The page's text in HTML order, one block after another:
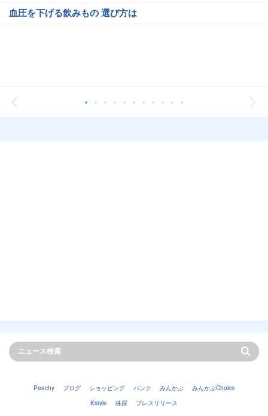
血圧を下げる飲みもの 選び方は
Peachy ブログ ショッピング バンク みんかぶ
みんかぶChoice
Kstyle
株探 プレスリリース